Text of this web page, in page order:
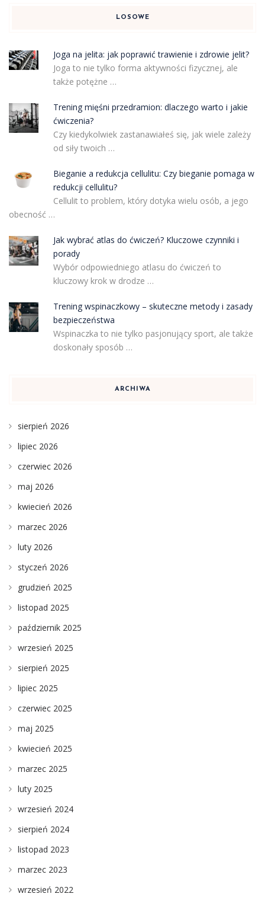
LOSOWE
Joga na jelita: jak poprawić trawienie i zdrowie jelit?
Joga to nie tylko forma aktywności fizycznej, ale
także potężne …
Trening mięśni przedramion: dlaczego warto i jakie
ćwiczenia?
Czy kiedykolwiek zastanawiałeś się, jak wiele zależy
od siły twoich …
Bieganie a redukcja cellulitu: Czy bieganie pomaga w
redukcji cellulitu?
Cellulit to problem, który dotyka wielu osób, a jego
obecność …
Jak wybrać atlas do ćwiczeń? Kluczowe czynniki i
porady
Wybór odpowiedniego atlasu do ćwiczeń to
kluczowy krok w drodze …
Trening wspinaczkowy – skuteczne metody i zasady
bezpieczeństwa
Wspinaczka to nie tylko pasjonujący sport, ale także
doskonały sposób …
ARCHIWA
sierpień 2026
lipiec 2026
czerwiec 2026
maj 2026
kwiecień 2026
marzec 2026
luty 2026
styczeń 2026
grudzień 2025
listopad 2025
październik 2025
wrzesień 2025
sierpień 2025
lipiec 2025
czerwiec 2025
maj 2025
kwiecień 2025
marzec 2025
luty 2025
wrzesień 2024
sierpień 2024
listopad 2023
marzec 2023
wrzesień 2022